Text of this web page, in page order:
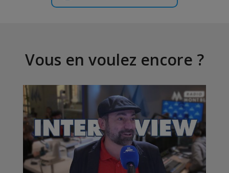
Vous en voulez encore ?